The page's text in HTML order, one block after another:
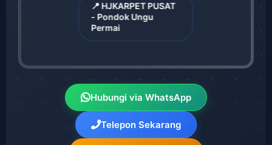
📍 HJKARPET PUSAT
- Pondok Ungu
Permai
Hubungi via WhatsApp
Telepon Sekarang